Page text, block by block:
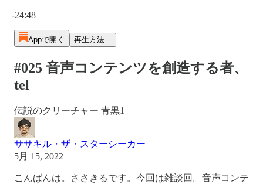
-24:48
Appで開く 再生方法...
#025 音声コンテンツを創造する者、
tel
伝説のクリーチャー 青黒1
ササキル・ザ・スターシーカー
5月 15, 2022
こんばんは。ささきるです。今回は雑談回。音声コンテ